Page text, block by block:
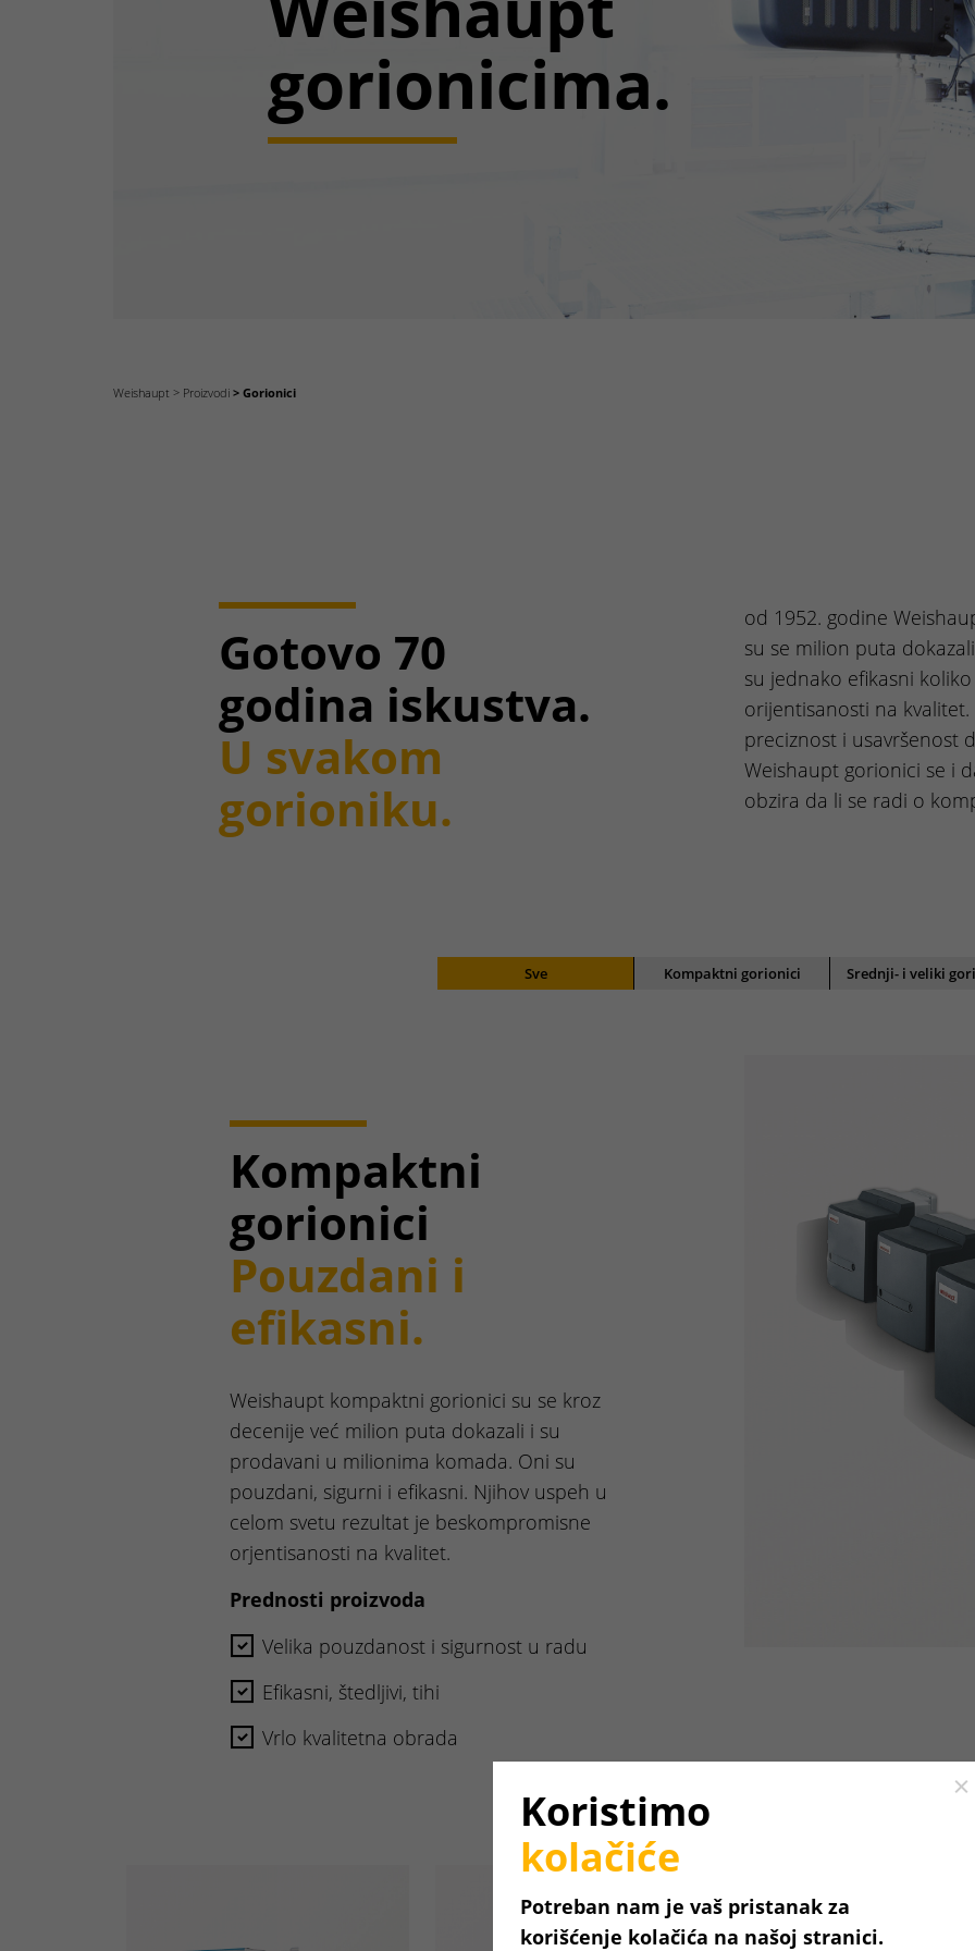
gorionicima.
Weishaupt Proizvodi Gorionici
od 1952. godine
su se milion puta
su jednako efikasni
orijentisanosti na
preciznost i usavršenost
Weishaupt gorionici se i
obzira da li se radi o
Gotovo 70
godina iskustva.
U svakom
gorioniku.
Sve Kompaktni gorionici Srednji- i veliki
Kompaktni
gorionici
Pouzdani i
efikasni.
Weishaupt kompaktni gorionici su se kroz
decenije već milion puta dokazali i su
prodavani u milionima komada. Oni su
pouzdani, sigurni i efikasni. Njihov uspeh u
celom svetu rezultat je beskompromisne
orjentisanosti na kvalitet.
Prednosti proizvoda
Velika pouzdanost i sigurnost u radu
Efikasni, štedljivi, tihi
Vrlo kvalitetna obrada
Koristimo
kolačiće
Potreban nam je vaš pristanak za
korišćenje kolačića na našoj stranici.